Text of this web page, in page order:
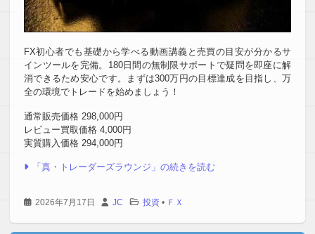
FX初心者でも基礎から学べる動画講義と売買の目安が分かるサ
インツールを完備。180日間の無制限サポートで疑問を即座に解
消できるため安心です。まずは300万円の目標達成を目指し、万
全の環境でトレードを始めましょう！
通常販売価格 298,000円
レビュー買取価格 4,000円
実質購入価格 294,000円
「真・トレーダーズラウンジ」の続きを読む
2026年7月17日 JC 投資 • ＦＸ